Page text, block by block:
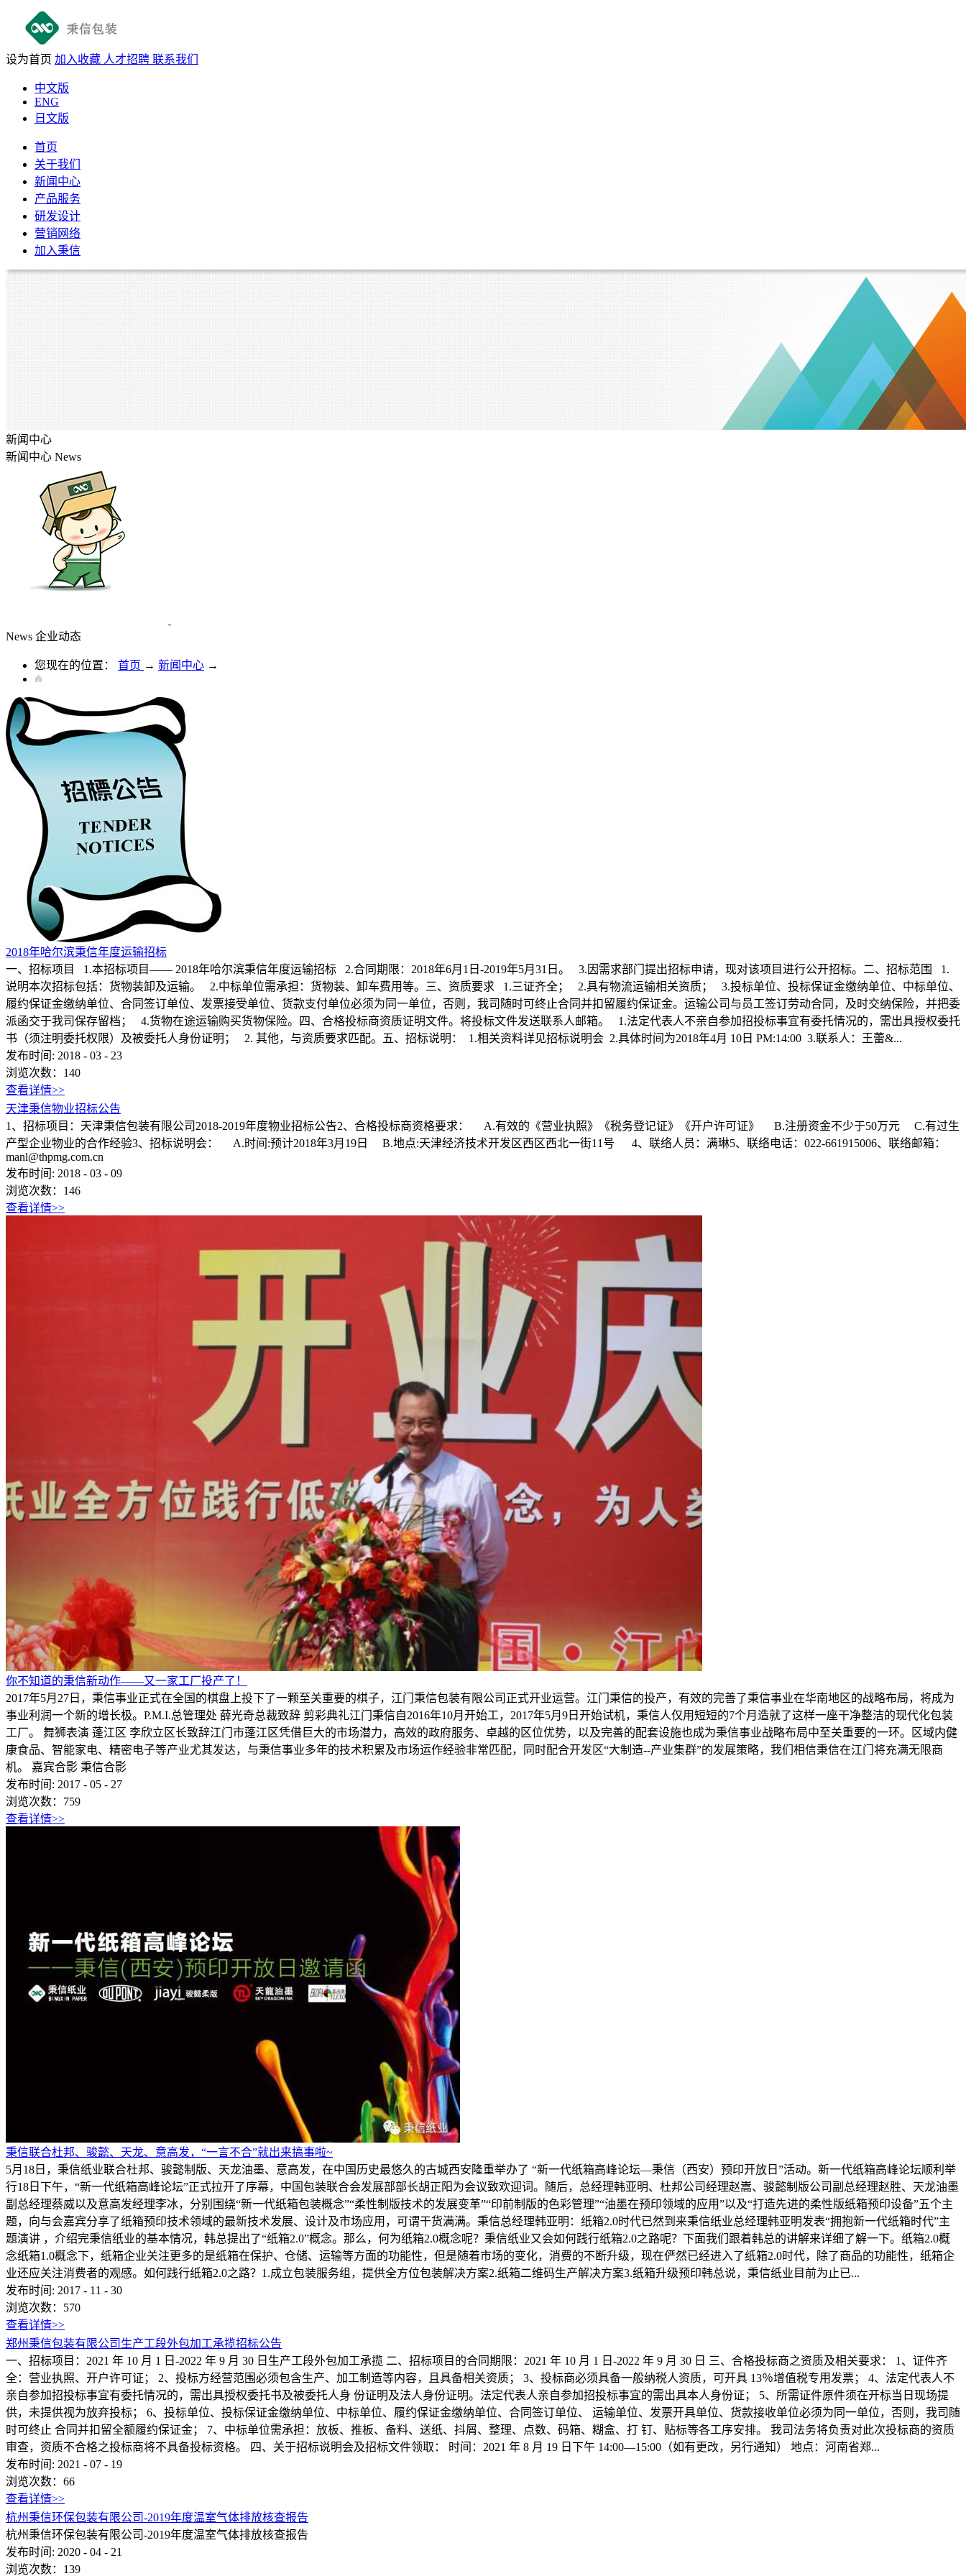
设为首页 加入收藏 人才招聘 联系我们
中文版
ENG
日文版
首页
关于我们
新闻中心
产品服务
研发设计
营销网络
加入秉信
新闻中心
新闻中心 News
News 企业动态
您现在的位置： 首页 → 新闻中心 →
2018年哈尔滨秉信年度运输招标
一、招标项目 1.本招标项目—— 2018年哈尔滨秉信年度运输招标 2.合同期限：2018年6月1日-2019年5月31日。 3.因需求部门提出招标申请，现对该项目进行公开招标。二、招标范围 1.
说明本次招标包括：货物装卸及运输。 2.中标单位需承担：货物装、卸车费用等。三、资质要求 1.三证齐全； 2.具有物流运输相关资质； 3.投标单位、投标保证金缴纳单位、中标单位、
履约保证金缴纳单位、合同签订单位、发票接受单位、货款支付单位必须为同一单位，否则，我司随时可终止合同并扣留履约保证金。运输公司与员工签订劳动合同，及时交纳保险，并把委
派函交于我司保存留档； 4.货物在途运输购买货物保险。四、合格投标商资质证明文件。将投标文件发送联系人邮箱。 1.法定代表人不亲自参加招投标事宜有委托情况的，需出具授权委托
书（须注明委托权限）及被委托人身份证明； 2. 其他，与资质要求匹配。五、招标说明： 1.相关资料详见招标说明会 2.具体时间为2018年4月 10日 PM:14:00 3.联系人：王蕾&...
发布时间: 2018 - 03 - 23
浏览次数： 140
查看详情>>
天津秉信物业招标公告
1、招标项目：天津秉信包装有限公司2018-2019年度物业招标公告2、合格投标商资格要求： A.有效的《营业执照》《税务登记证》《开户许可证》 B.注册资金不少于50万元 C.有过生
产型企业物业的合作经验3、招标说明会： A.时间:预计2018年3月19日 B.地点:天津经济技术开发区西区西北一街11号 4、联络人员：满琳5、联络电话：022-661915006、联络邮箱：
manl@thpmg.com.cn
发布时间: 2018 - 03 - 09
浏览次数： 146
查看详情>>
你不知道的秉信新动作——又一家工厂投产了！
2017年5月27日，秉信事业正式在全国的棋盘上投下了一颗至关重要的棋子，江门秉信包装有限公司正式开业运营。江门秉信的投产，有效的完善了秉信事业在华南地区的战略布局，将成为
事业利润一个新的增长极。P.M.I.总管理处 薛光奇总裁致辞 剪彩典礼江门秉信自2016年10月开始工，2017年5月9日开始试机，秉信人仅用短短的7个月造就了这样一座干净整洁的现代化包装
工厂。 舞狮表演 蓬江区 李欣立区长致辞江门市蓬江区凭借巨大的市场潜力，高效的政府服务、卓越的区位优势，以及完善的配套设施也成为秉信事业战略布局中至关重要的一环。区域内健
康食品、智能家电、精密电子等产业尤其发达，与秉信事业多年的技术积累及市场运作经验非常匹配，同时配合开发区“大制造--产业集群”的发展策略，我们相信秉信在江门将充满无限商
机。 嘉宾合影 秉信合影
发布时间: 2017 - 05 - 27
浏览次数： 759
查看详情>>
秉信联合杜邦、骏懿、天龙、意高发，“一言不合”就出来搞事啦~
5月18日，秉信纸业联合杜邦、骏懿制版、天龙油墨、意高发，在中国历史最悠久的古城西安隆重举办了 “新一代纸箱高峰论坛—秉信（西安）预印开放日”活动。新一代纸箱高峰论坛顺利举
行18日下午，“新一代纸箱高峰论坛”正式拉开了序幕，中国包装联合会发展部部长胡正阳为会议致欢迎词。随后，总经理韩亚明、杜邦公司经理赵嵩、骏懿制版公司副总经理赵胜、天龙油墨
副总经理蔡威以及意高发经理李冰，分别围绕“新一代纸箱包装概念”“柔性制版技术的发展变革”“印前制版的色彩管理”“油墨在预印领域的应用”以及“打造先进的柔性版纸箱预印设备”五个主
题，向与会嘉宾分享了纸箱预印技术领域的最新技术发展、设计及市场应用，可谓干货满满。秉信总经理韩亚明：纸箱2.0时代已然到来秉信纸业总经理韩亚明发表“拥抱新一代纸箱时代”主
题演讲 ，介绍完秉信纸业的基本情况，韩总提出了“纸箱2.0”概念。那么，何为纸箱2.0概念呢？秉信纸业又会如何践行纸箱2.0之路呢？下面我们跟着韩总的讲解来详细了解一下。纸箱2.0概
念纸箱1.0概念下，纸箱企业关注更多的是纸箱在保护、仓储、运输等方面的功能性，但是随着市场的变化，消费的不断升级，现在俨然已经进入了纸箱2.0时代，除了商品的功能性，纸箱企
业还应关注消费者的观感。如何践行纸箱2.0之路？1.成立包装服务组，提供全方位包装解决方案2.纸箱二维码生产解决方案3.纸箱升级预印韩总说，秉信纸业目前为止已...
发布时间: 2017 - 11 - 30
浏览次数： 570
查看详情>>
郑州秉信包装有限公司生产工段外包加工承揽招标公告
一、招标项目：2021 年 10 月 1 日-2022 年 9 月 30 日生产工段外包加工承揽 二、招标项目的合同期限：2021 年 10 月 1 日-2022 年 9 月 30 日 三、合格投标商之资质及相关要求： 1、证件齐
全：营业执照、开户许可证； 2、投标方经营范围必须包含生产、加工制造等内容，且具备相关资质； 3、投标商必须具备一般纳税人资质，可开具 13％增值税专用发票； 4、法定代表人不
亲自参加招投标事宜有委托情况的，需出具授权委托书及被委托人身 份证明及法人身份证明。法定代表人亲自参加招投标事宜的需出具本人身份证； 5、所需证件原件须在开标当日现场提
供，未提供视为放弃投标； 6、投标单位、投标保证金缴纳单位、中标单位、履约保证金缴纳单位、合同签订单位、 运输单位、发票开具单位、货款接收单位必须为同一单位，否则，我司随
时可终止 合同并扣留全额履约保证金； 7、中标单位需承担：放板、推板、备料、送纸、抖屑、整理、点数、码箱、糊盒、打 钉、贴标等各工序安排。 我司法务将负责对此次投标商的资质
审查，资质不合格之投标商将不具备投标资格。 四、关于招标说明会及招标文件领取： 时间：2021 年 8 月 19 日下午 14:00—15:00（如有更改，另行通知） 地点：河南省郑...
发布时间: 2021 - 07 - 19
浏览次数： 66
查看详情>>
杭州秉信环保包装有限公司-2019年度温室气体排放核查报告
杭州秉信环保包装有限公司-2019年度温室气体排放核查报告
发布时间: 2020 - 04 - 21
浏览次数： 139